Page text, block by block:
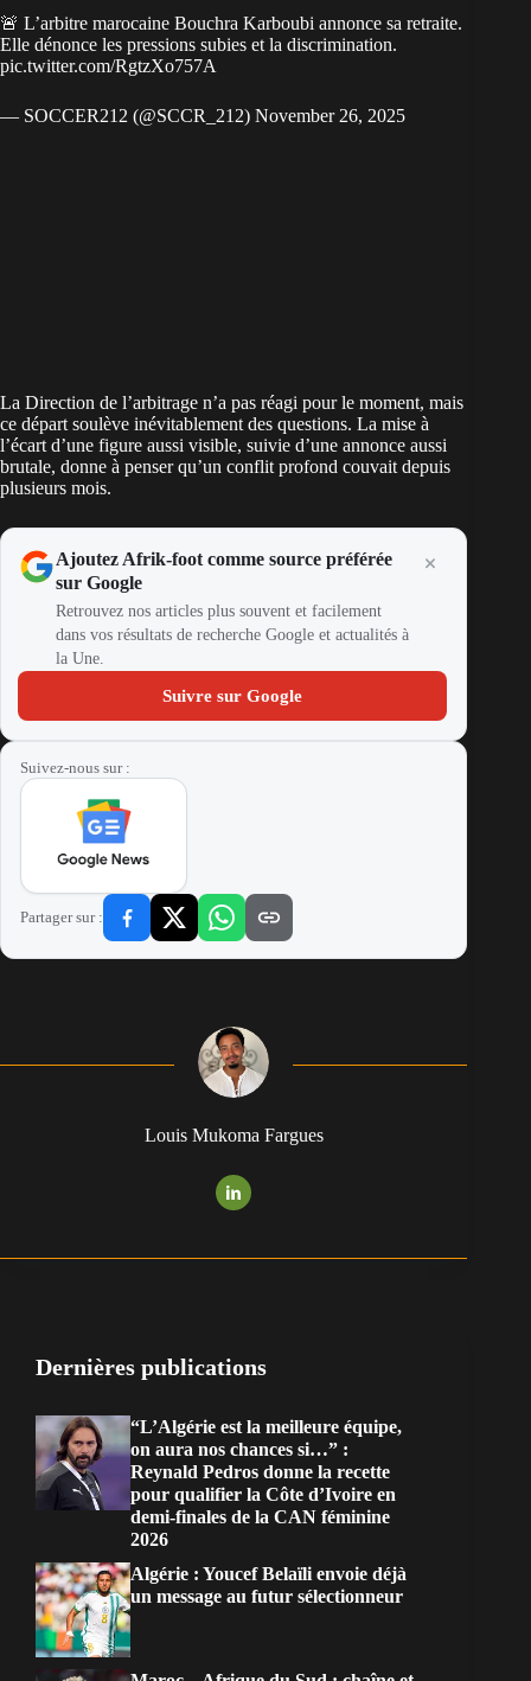
🚨 L’arbitre marocaine Bouchra Karboubi annonce sa retraite.
Elle dénonce les pressions subies et la discrimination.
pic.twitter.com/RgtzXo757A
— SOCCER212 (@SCCR_212) November 26, 2025
La Direction de l’arbitrage n’a pas réagi pour le moment, mais
ce départ soulève inévitablement des questions. La mise à
l’écart d’une figure aussi visible, suivie d’une annonce aussi
brutale, donne à penser qu’un conflit profond couvait depuis
plusieurs mois.
Ajoutez Afrik-foot comme source préférée
sur Google
Retrouvez nos articles plus souvent et facilement
dans vos résultats de recherche Google et actualités à
la Une.
Suivre sur Google
Suivez-nous sur :
Partager sur :
Louis Mukoma Fargues
Dernières publications
“L’Algérie est la meilleure équipe,
on aura nos chances si…” :
Reynald Pedros donne la recette
pour qualifier la Côte d’Ivoire en
demi-finales de la CAN féminine
2026
Algérie : Youcef Belaïli envoie déjà
un message au futur sélectionneur